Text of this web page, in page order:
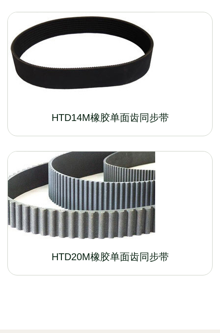
HTD14M橡胶单面齿同步带
HTD20M橡胶单面齿同步带